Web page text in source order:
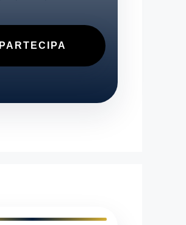
PARTECIPA